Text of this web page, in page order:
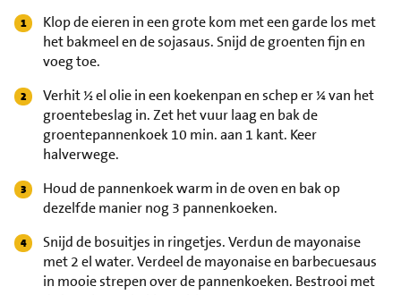
Klop de eieren in een grote kom met een garde los met
het bakmeel en de sojasaus. Snijd de groenten fijn en
voeg toe.
Verhit ½ el olie in een koekenpan en schep er ¼ van het
groentebeslag in. Zet het vuur laag en bak de
groentepannenkoek 10 min. aan 1 kant. Keer
halverwege.
Houd de pannenkoek warm in de oven en bak op
dezelfde manier nog 3 pannenkoeken.
Snijd de bosuitjes in ringetjes. Verdun de mayonaise
met 2 el water. Verdeel de mayonaise en barbecuesaus
in mooie strepen over de pannenkoeken. Bestrooi met